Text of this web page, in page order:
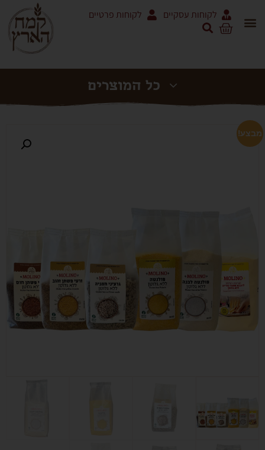
לקוחות עסקיים לקוחות פרטיים
מבצע!